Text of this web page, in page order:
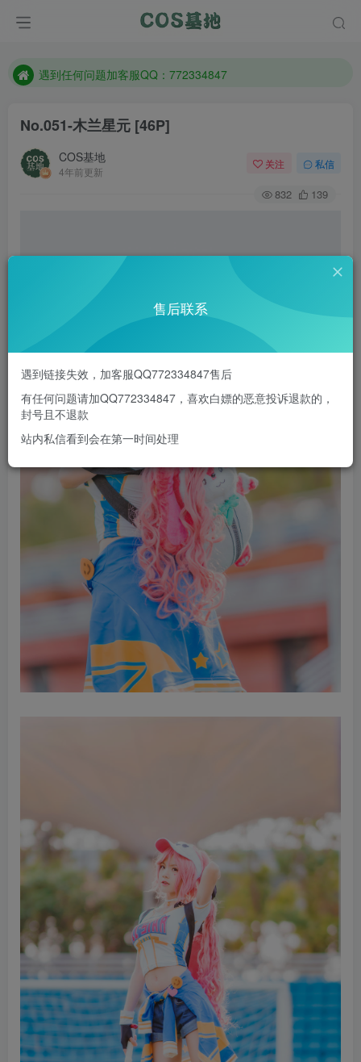
防失联：百度搜索《一七天佳》，实时查看最新站点。
遇到任何问题加客服QQ：772334847
No.051-木兰星元 [46P]
COS基地
4年前更新
关注 私信
832 139
售后联系
遇到链接失效，加客服QQ772334847售后
有任何问题请加QQ772334847，喜欢白嫖的恶意投诉退款的，
封号且不退款
站内私信看到会在第一时间处理